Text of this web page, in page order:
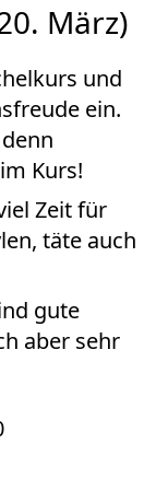
März)
und
ein.
Kurs!
Zeit für
täte auch
gute
aber sehr